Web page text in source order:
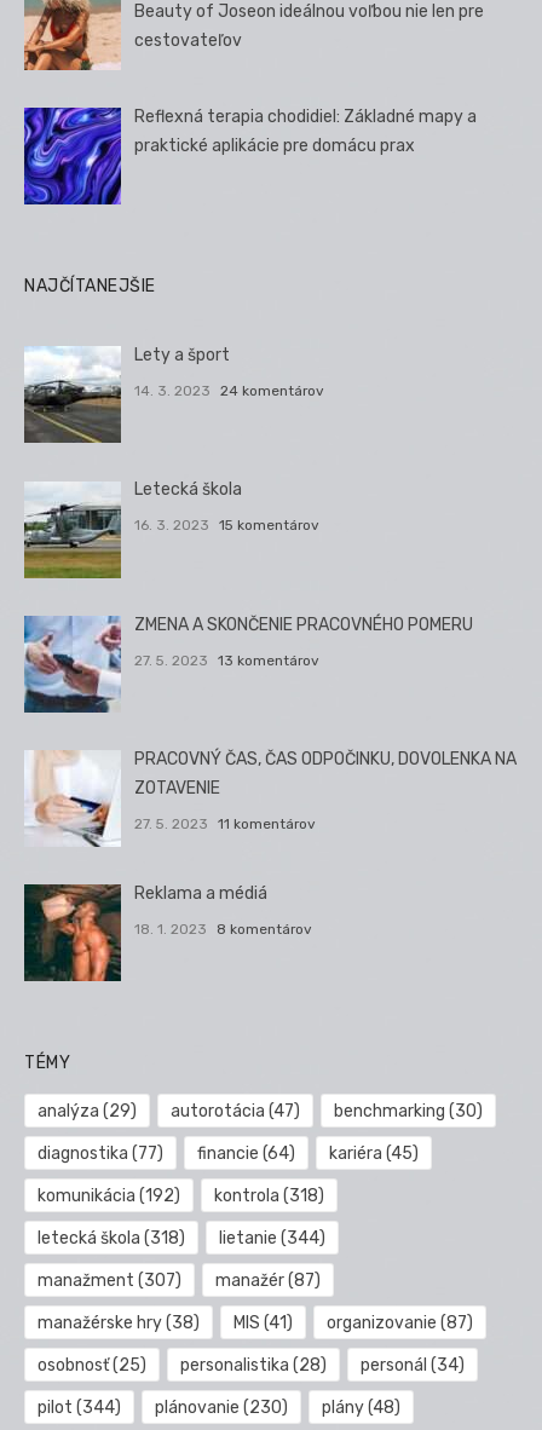
Beauty of Joseon ideálnou voľbou nie len pre
cestovateľov
Reflexná terapia chodidiel: Základné mapy a
praktické aplikácie pre domácu prax
NAJČÍTANEJŠIE
Lety a šport
14. 3. 2023 24 komentárov
Letecká škola
16. 3. 2023 15 komentárov
ZMENA A SKONČENIE PRACOVNÉHO POMERU
27. 5. 2023 13 komentárov
PRACOVNÝ ČAS, ČAS ODPOČINKU, DOVOLENKA NA
ZOTAVENIE
27. 5. 2023 11 komentárov
Reklama a médiá
18. 1. 2023 8 komentárov
TÉMY
analýza (29) autorotácia (47) benchmarking (30)
diagnostika (77) financie (64) kariéra (45)
komunikácia (192) kontrola (318)
letecká škola (318) lietanie (344)
manažment (307) manažér(87)
manažérske hry(38) MIS (41) organizovanie (87)
osobnosť(25) personalistika (28) personál (34)
pilot (344) plánovanie (230) plány(48)